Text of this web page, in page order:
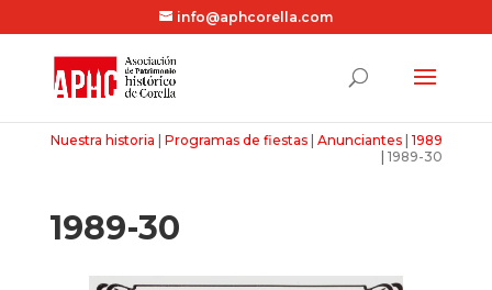
info@aphcorella.com
Nuestra historia |Programas de fiestas |Anunciantes |1989
|1989-30
1989-30